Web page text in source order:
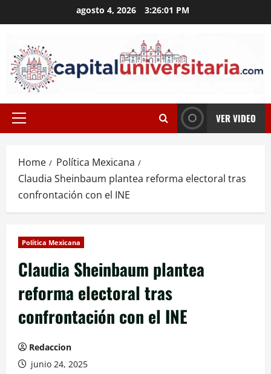
to
agosto 4, 2026 3:26:02 PM
Primary
VER VIDEO
Home
Política Mexicana
Claudia Sheinbaum plantea reforma electoral tras
confrontación con el INE
Política Mexicana
Claudia Sheinbaum plantea
reforma electoral tras
confrontación con el INE
Redaccion
junio 24, 2025